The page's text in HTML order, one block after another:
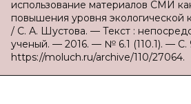
использование материалов СМИ
повышения уровня экологической
/ С. А. Шустова. — Текст :
ученый. — 2016. — № 6.1 (110.1). — С.
https://moluch.ru/archive/110/27064.